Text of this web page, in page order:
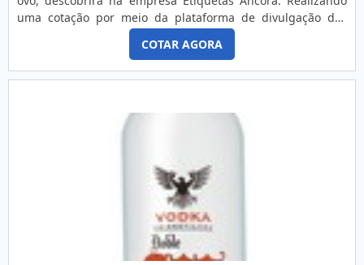
uma cotação por meio da plataforma de divulgação das
indústrias e achando a líder em qualidade.DIFERENCIAIS
IMPORTANTES DE ADESIVO LACRE CASCA DE OVOSe alguém
busca por adesivo para lacre casca de ovo em uma empresa
etiquetas adesivas sem impressão, disponibilizando tudo
que há de mais atual para garantir a qualidade final para
ovo, sempre deve-se buscar uma empresa que tenha
produtos e serviços com ótima qualidade e assertividade,
características simples, mas que mostram o
comprometimento da empresa com seus clientes.Existem
muitas formas diferentes de demonstrar conhecimento e
autoridade em sua área de atuação. Os motivos pelos quais
COTAR AGORA